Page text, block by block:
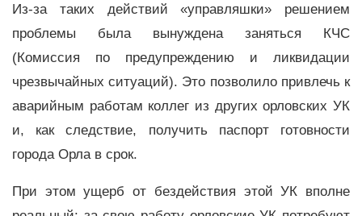
Из-за таких действий «управляшки» решением
проблемы была вынуждена заняться КЧС
(Комиссия по предупреждению и ликвидации
чрезвычайных ситуаций). Это позволило привлечь к
аварийным работам коллег из других орловских УК
и, как следствие, получить паспорт готовности
города Орла в срок.
При этом ущерб от бездействия этой УК вполне